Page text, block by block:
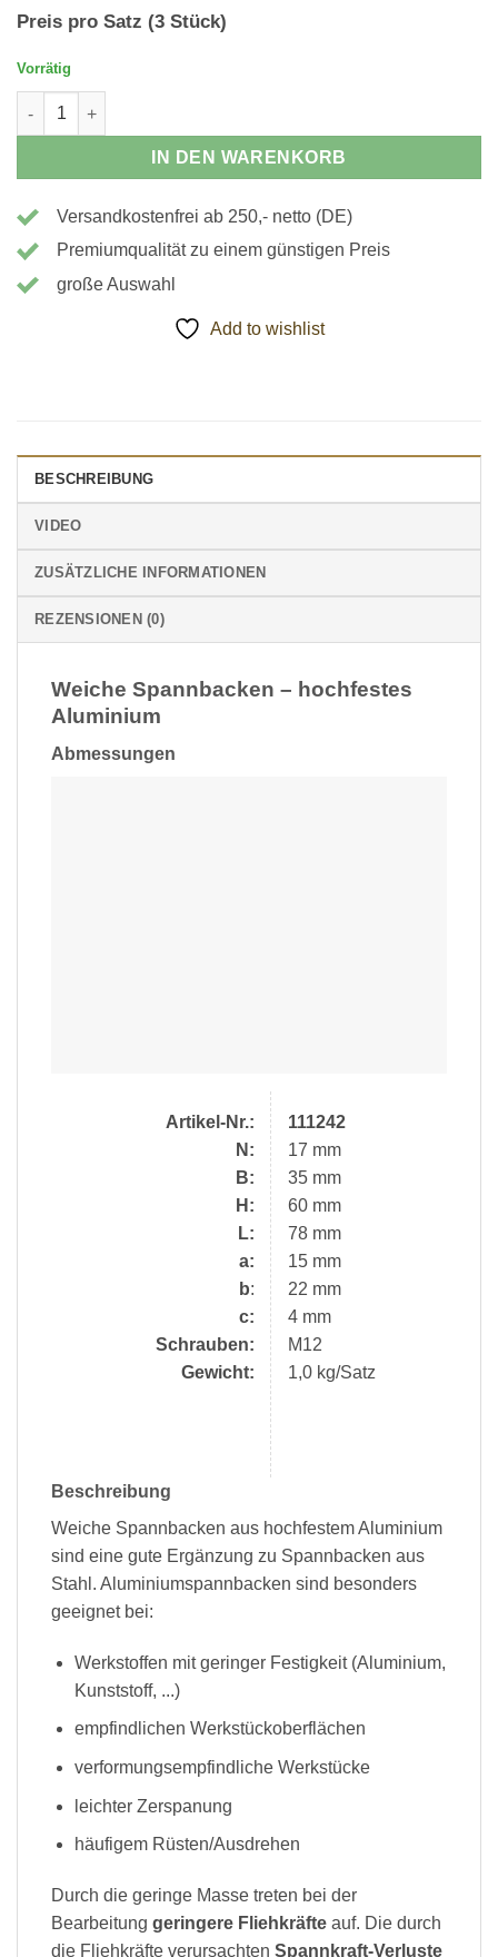
Preis pro Satz (3 Stück)
Vorrätig
111242 - Weiche Spannbacken - 35x60x82mm, angeschrägt
IN DEN WARENKORB
Versandkostenfrei ab 250,- netto (DE)
Premiumqualität zu einem günstigen Preis
große Auswahl
Add to wishlist
BESCHREIBUNG
VIDEO
ZUSÄTZLICHE INFORMATIONEN
REZENSIONEN (0)
Weiche Spannbacken – hochfestes
Aluminium
Abmessungen
Artikel-Nr.:
N:
B:
H:
L:
a:
b:
c:
Schrauben:
Gewicht:
111242
17 mm
35 mm
60 mm
78 mm
15 mm
22 mm
4 mm
M12
1,0 kg/Satz
Beschreibung
Weiche Spannbacken aus hochfestem Aluminium
sind eine gute Ergänzung zu Spannbacken aus
Stahl. Aluminiumspannbacken sind besonders
geeignet bei:
Werkstoffen mit geringer Festigkeit (Aluminium,
Kunststoff, ...)
empfindlichen Werkstückoberflächen
verformungsempfindliche Werkstücke
leichter Zerspanung
häufigem Rüsten/Ausdrehen
Durch die geringe Masse treten bei der
Bearbeitung geringere Fliehkräfte auf. Die durch
die Fliehkräfte verursachten Spannkraft-Verluste